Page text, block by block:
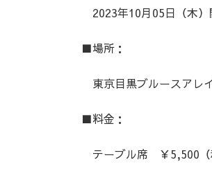
2023年10月05日（木
■場所：
東京目黒ブルースアレ
■料金：
テーブル席 ￥5,500（